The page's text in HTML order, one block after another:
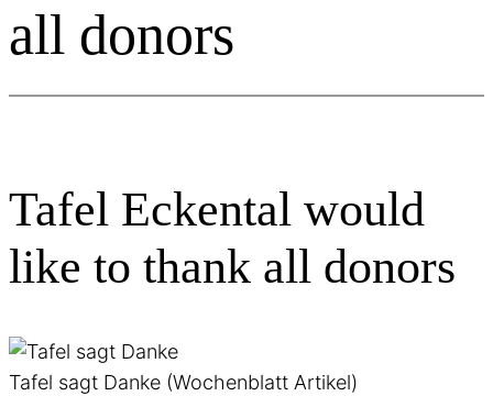
all donors
Tafel Eckental would
like to thank all donors
Tafel sagt Danke (Wochenblatt Artikel)